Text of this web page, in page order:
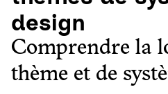
design
Comprendre la
thème et de